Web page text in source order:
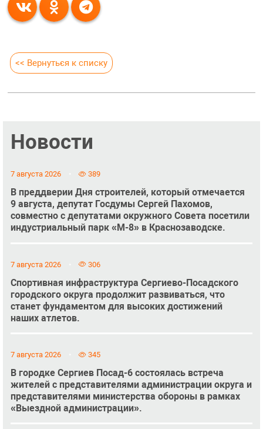
<< Вернуться к списку
Новости
7 августа 2026 389
В преддверии Дня строителей, который отмечается
9 августа, депутат Госдумы Сергей Пахомов,
совместно с депутатами окружного Совета посетили
индустриальный парк «М-8» в Краснозаводске.
7 августа 2026 306
Спортивная инфраструктура Сергиево-Посадского
городского округа продолжит развиваться, что
станет фундаментом для высоких достижений
наших атлетов.
7 августа 2026 345
В городке Сергиев Посад-6 состоялась встреча
жителей с представителями администрации округа и
представителями министерства обороны в рамках
«Выездной администрации».